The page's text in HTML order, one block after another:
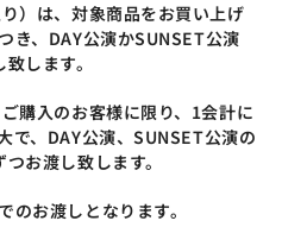
）は、対象商品をお買い上げ
き、DAY公演かSUNSET公演
します。
購入のお客様に限り、1会計に
で、DAY公演、SUNSET公演の
お渡し致します。
のお渡しとなります。